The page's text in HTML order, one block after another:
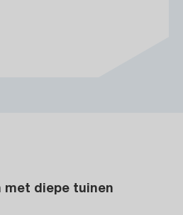
met diepe tuinen